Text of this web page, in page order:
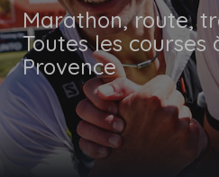
Marathon, route,
Toutes les courses
Provence